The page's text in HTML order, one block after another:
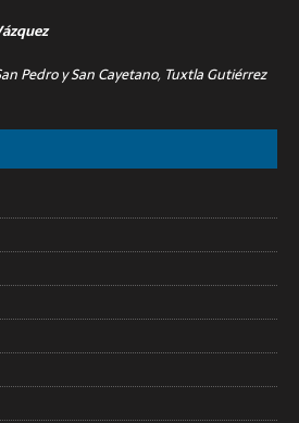
Pedro y San Cayetano, Tuxtla Gutiérrez